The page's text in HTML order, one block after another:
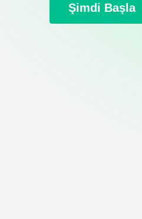
Şimdi Başla